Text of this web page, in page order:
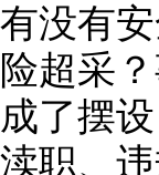
有没有
险超采
成了摆
渎职、